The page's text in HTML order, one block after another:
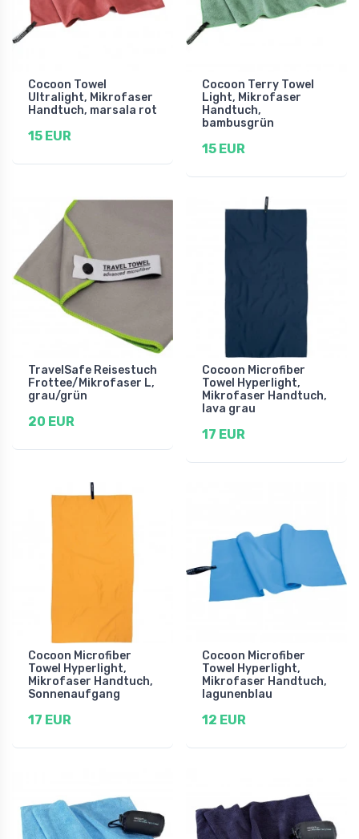
Cocoon Towel
Ultralight, Mikrofaser
Handtuch, marsala rot
15 EUR
Cocoon Terry Towel
Light, Mikrofaser
Handtuch,
bambusgrün
15 EUR
TravelSafe Reisestuch
Frottee/Mikrofaser L,
grau/grün
20 EUR
Cocoon Microfiber
Towel Hyperlight,
Mikrofaser Handtuch,
lava grau
17 EUR
Cocoon Microfiber
Towel Hyperlight,
Mikrofaser Handtuch,
Sonnenaufgang
17 EUR
Cocoon Microfiber
Towel Hyperlight,
Mikrofaser Handtuch,
lagunenblau
12 EUR